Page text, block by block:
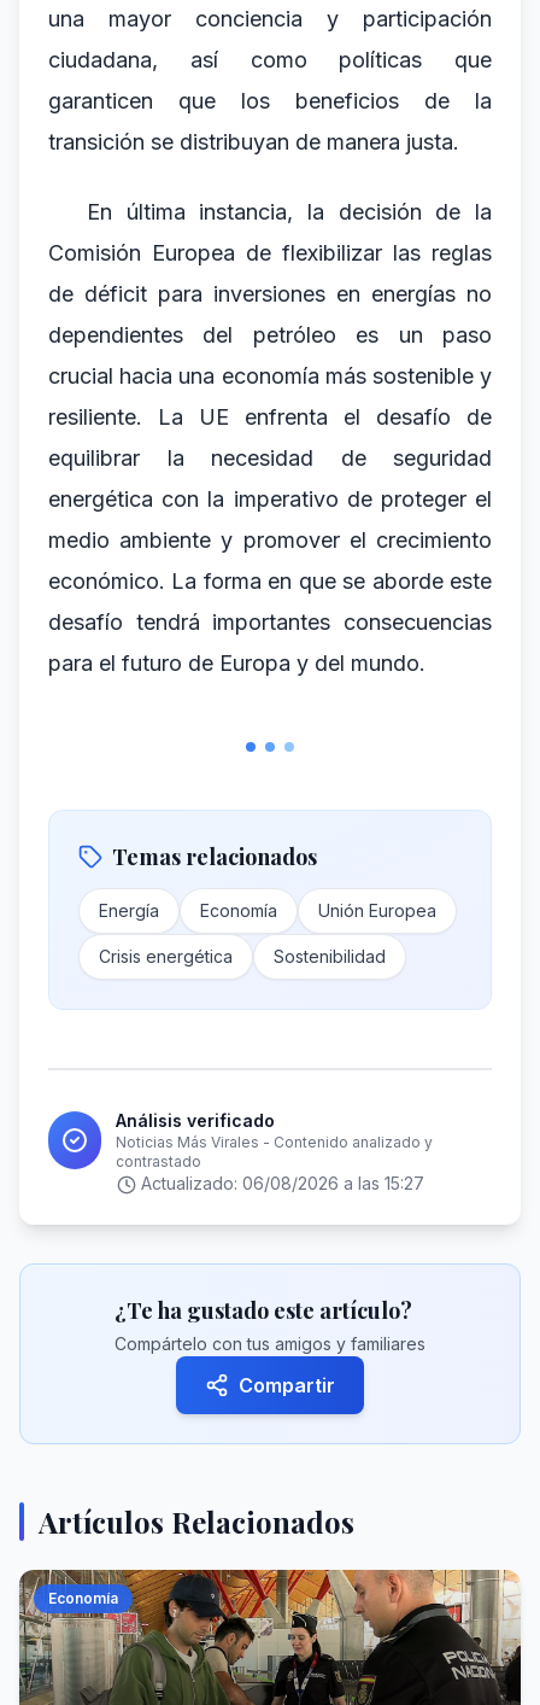
una mayor conciencia y participación
ciudadana, así como políticas que
garanticen que los beneficios de la
transición se distribuyan de manera justa.
En última instancia, la decisión de la
Comisión Europea de flexibilizar las reglas
de déficit para inversiones en energías no
dependientes del petróleo es un paso
crucial hacia una economía más sostenible y
resiliente. La UE enfrenta el desafío de
equilibrar la necesidad de seguridad
energética con la imperativo de proteger el
medio ambiente y promover el crecimiento
económico. La forma en que se aborde este
desafío tendrá importantes consecuencias
para el futuro de Europa y del mundo.
Temas relacionados
Energía Economía Unión Europea
Crisis energética Sostenibilidad
Análisis verificado
Noticias Más Virales - Contenido analizado y
contrastado
Actualizado: 06/08/2026 a las 15:27
¿Te ha gustado este artículo?
Compártelo con tus amigos y familiares
Compartir
Artículos Relacionados
Economía